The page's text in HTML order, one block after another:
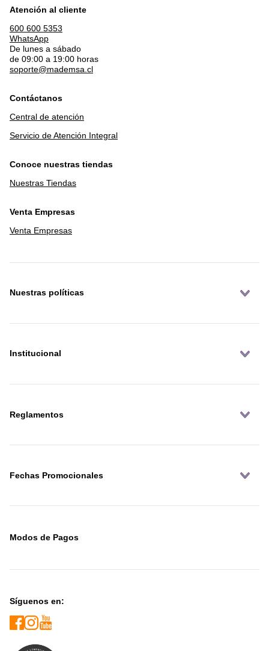
Atención al cliente
600 600 5353
WhatsApp
De lunes a sábado
de 09:00 a 19:00 horas
soporte@mademsa.cl
Contáctanos
Central de atención
Servicio de Atención Integral
Conoce nuestras tiendas
Nuestras Tiendas
Venta Empresas
Venta Empresas
Nuestras políticas
Institucional
Reglamentos
Fechas Promocionales
Modos de Pagos
Síguenos en: